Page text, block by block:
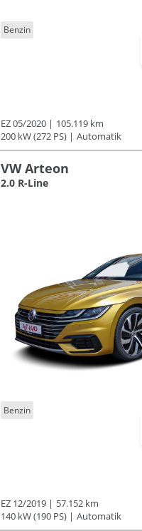
Benzin
EZ 05/2020
105.119 km
200 kW (272 PS)
Automatik
VW Arteon
2.0 R-Line
Benzin
EZ 12/2019
57.152 km
140 kW (190 PS)
Automatik